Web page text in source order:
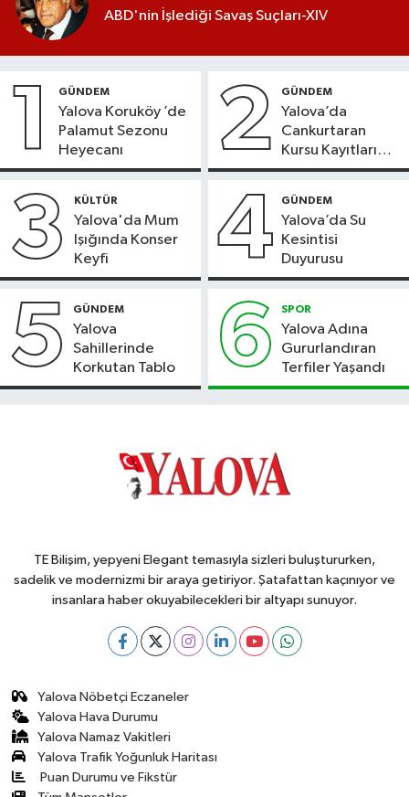
ABD'nin İşlediği Savaş Suçları-XIV
1 GÜNDEM
Yalova Koruköy ’de
Palamut Sezonu
Heyecanı
2 GÜNDEM
Yalova’da
Cankurtaran
Kursu Kayıtları
Başladı
3 KÜLTÜR
Yalova'da Mum
Işığında Konser
Keyfi
4 GÜNDEM
Yalova’da Su
Kesintisi
Duyurusu
5 GÜNDEM
Yalova
Sahillerinde
Korkutan Tablo
6 SPOR
Yalova Adına
Gururlandıran
Terfiler Yaşandı
TE Bilişim, yepyeni Elegant temasıyla sizleri buluştururken,
sadelik ve modernizmi bir araya getiriyor. Şatafattan kaçınıyor ve
insanlara haber okuyabilecekleri bir altyapı sunuyor.
Yalova Nöbetçi Eczaneler
Yalova Hava Durumu
Yalova Namaz Vakitleri
Yalova Trafik Yoğunluk Haritası
Puan Durumu ve Fikstür